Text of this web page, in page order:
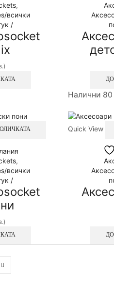
,
всички
/
,
всички
/
Налични 80
Quick View